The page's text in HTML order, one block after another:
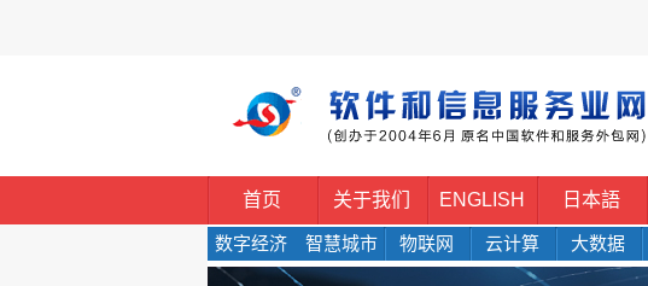
首页 关于我们 ENGLISH 日本語
数字经济 智慧城市 物联网 云计算 大数据